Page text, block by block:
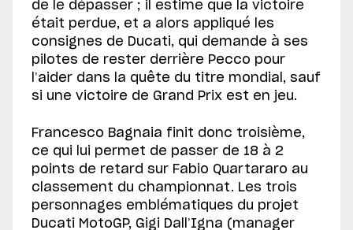
de le dépasser ; il estime que la victoire
était perdue, et a alors appliqué les
consignes de Ducati, qui demande à ses
pilotes de rester derrière Pecco pour
l’aider dans la quête du titre mondial, sauf
si une victoire de Grand Prix est en jeu.
Francesco Bagnaia finit donc troisième,
ce qui lui permet de passer de 18 à 2
points de retard sur Fabio Quartararo au
classement du championnat. Les trois
personnages emblématiques du projet
Ducati MotoGP, Gigi Dall’Igna (manager